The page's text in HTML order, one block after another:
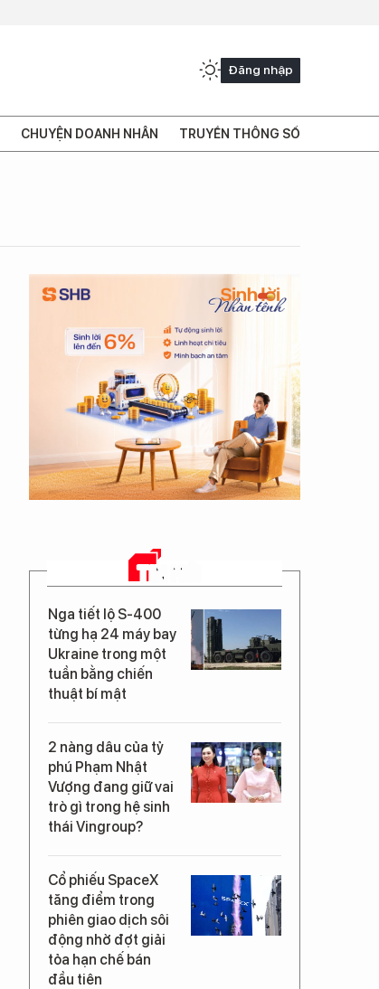
Đăng nhập
CHUYỆN DOANH NHÂN TRUYỀN THÔNG SỐ
TIN MỚI
Nga tiết lộ S-400
từng hạ 24 máy bay
Ukraine trong một
tuần bằng chiến
thuật bí mật
2 nàng dâu của tỷ
phú Phạm Nhật
Vượng đang giữ vai
trò gì trong hệ sinh
thái Vingroup?
Cổ phiếu SpaceX
tăng điểm trong
phiên giao dịch sôi
động nhờ đợt giải
tỏa hạn chế bán
đầu tiên